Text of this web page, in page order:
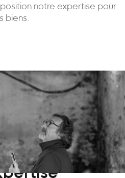
notre expertise pour
biens.